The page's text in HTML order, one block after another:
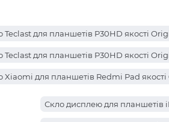
для планшетів P30HD якості
для планшетів P30HD якості
для планшетів Redmi Pad якості
Скло дисплею для планшетів